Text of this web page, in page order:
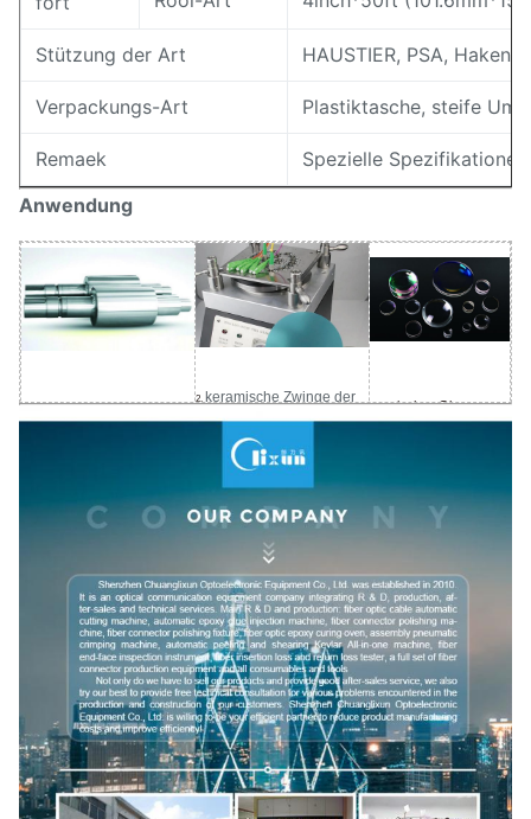
Stützung der Art HAUSTIER, PSA, Haken
Verpackungs-Art Plastiktasche, steife
Remaek
Spezielle
Anwendung
2. keramische Zwinge der
Faser
3.optisches Glas
Elektronikindustrie 5. CarbideAccessories 6. keramische Produkte